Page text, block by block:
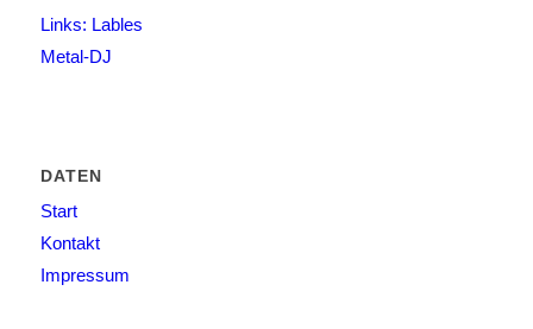
Links: Lables
Metal-DJ
DATEN
Start
Kontakt
Impressum